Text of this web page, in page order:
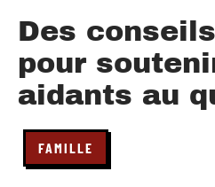
Des
pour
aidants au
FAMILLE